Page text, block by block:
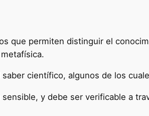
que permiten distinguir el
científico, algunos de los
y debe ser verificable a